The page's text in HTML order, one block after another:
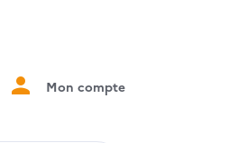
Mon compte